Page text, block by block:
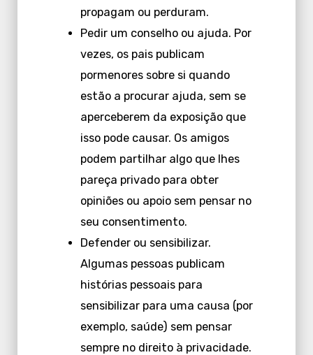
propagam ou perduram.
Pedir um conselho ou ajuda. Por
vezes, os pais publicam
pormenores sobre si quando
estão a procurar ajuda, sem se
aperceberem da exposição que
isso pode causar. Os amigos
podem partilhar algo que lhes
pareça privado para obter
opiniões ou apoio sem pensar no
seu consentimento.
Defender ou sensibilizar.
Algumas pessoas publicam
histórias pessoais para
sensibilizar para uma causa (por
exemplo, saúde) sem pensar
sempre no direito à privacidade.